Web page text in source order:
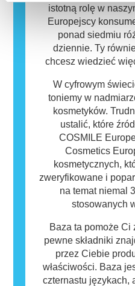
bezpieczny dla innych.
istotną rolę w
Europejscy
ponad siedmiu
dziennie. Ty
chcesz wiedzieć
W cyfrowym
toniemy w
kosmetyków.
ustalić, które
COSMILE
Cosmetics
kosmetycznych,
zweryfikowane i
na temat niemal
stosowanych
Baza ta pomoże Ci
pewne składniki
przez Ciebie
właściwości. Baza
czternastu językach,